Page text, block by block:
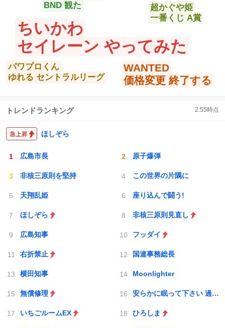
ちいかわ
セイレーン やってみた
WANTED
価格変更 終了する
パワプロくん
ゆれる セントラルリーグ
超かぐや姫
一番くじ A賞
BND 観た
トレンドランキング 2:55時点
ほしぞら
広島市長 原子爆弾
非核三原則を堅持 この世界の片隅に
天翔乱姫 座り込んで闘う!
ほしぞら 非核三原則見直し
広島知事 フッダイ
右折禁止 国連事務総長
横田知事 Moonlighter
無償修理 安らかに眠って下さい 過ちは繰返しませぬから
いちごルームEX ひろしま